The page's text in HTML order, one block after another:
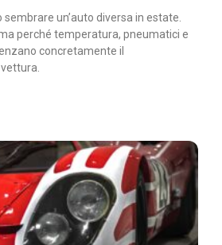
sembrare un’auto diversa in estate.
perché temperatura, pneumatici e
concretamente il